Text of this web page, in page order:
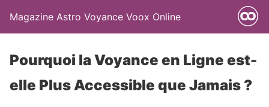
Magazine Astro Voyance Voox Online
Pourquoi la Voyance en Ligne est-
elle Plus Accessible que Jamais ?